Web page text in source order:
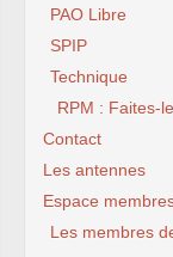
PAO Libre
SPIP
Technique
RPM : Faites-
Contact
Les antennes
Espace
Les membres